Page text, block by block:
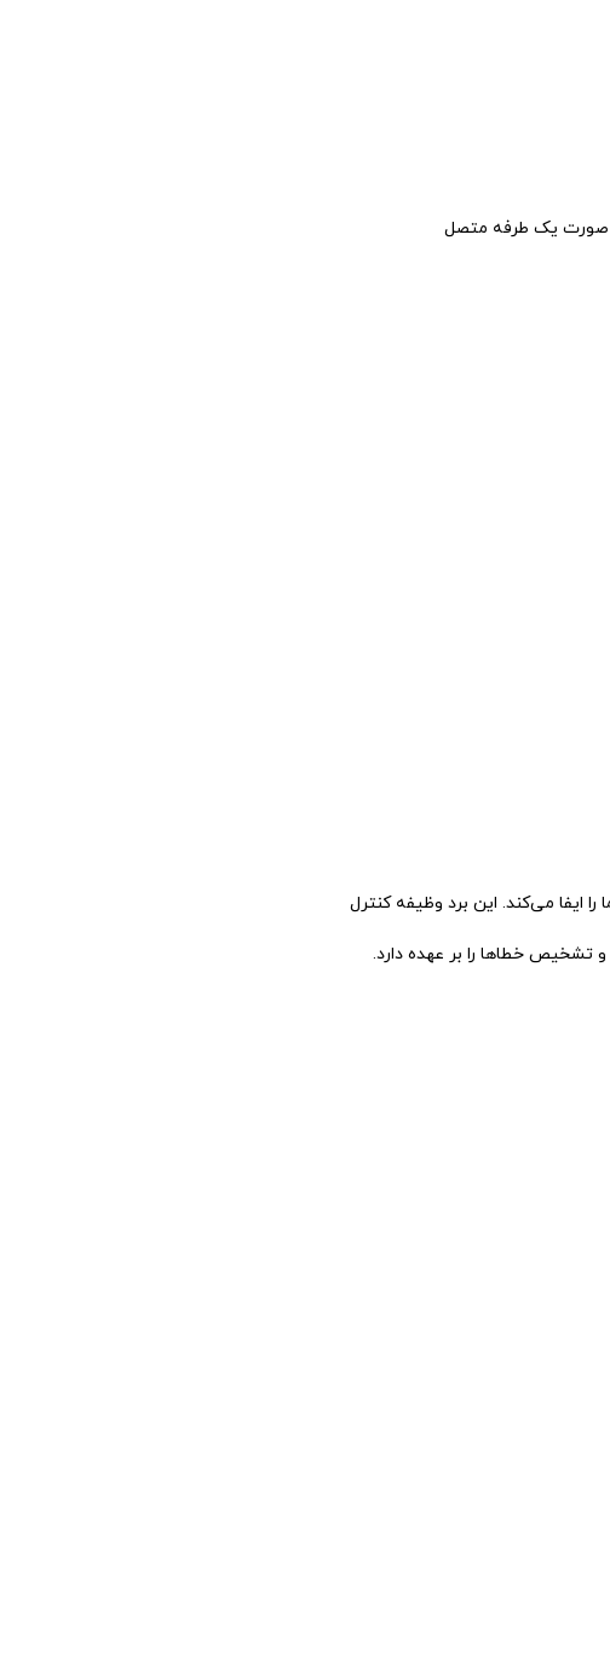
صورت یک طرفه متصل
می‌کند. این برد وظیفه کنترل
خطاها را بر عهده دارد.